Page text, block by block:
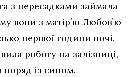
з пересадками займала
вони з матірʼю Любовʼю
першої години ночі.
роботу на залізниці,
поряд із сином.